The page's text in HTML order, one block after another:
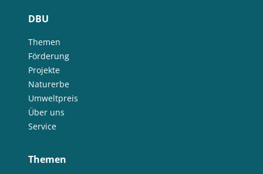
DBU
Themen
Förderung
Projekte
Naturerbe
Umweltpreis
Über uns
Service
Themen